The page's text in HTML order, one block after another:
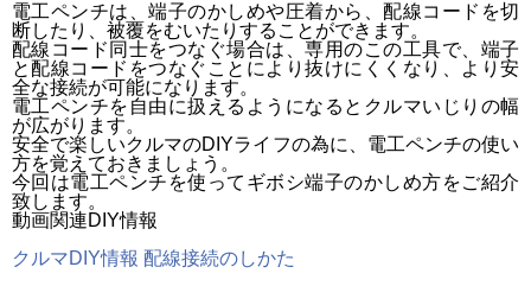
電工ペンチは、端子のかしめや圧着から、配線コードを切
断したり、被覆をむいたりすることができます。
配線コード同士をつなぐ場合は、専用のこの工具で、端子
と配線コードをつなぐことにより抜けにくくなり、より安
全な接続が可能になります。
電工ペンチを自由に扱えるようになるとクルマいじりの幅
が広がります。
安全で楽しいクルマのDIYライフの為に、電工ペンチの使い
方を覚えておきましょう。
今回は電工ペンチを使ってギボシ端子のかしめ方をご紹介
致します。
動画関連DIY情報
クルマDIY情報 配線接続のしかた